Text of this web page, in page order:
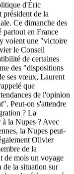
d'Éric
de la
Ce dimanche des
partout en France
voient une "victoire
le Conseil
de certaines
des "dispositions
ses vœux, Laurent
que
de l'opinion
Peut-on s'attendre
? La
la Nupes ? Avec
la Nupes peut-
Olivier
de la
de mois un voyage
de la situation sur